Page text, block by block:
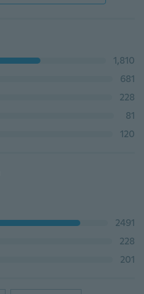
1,810
681
228
81
120
2491
228
201